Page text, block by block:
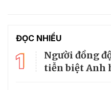
ĐỌC NHIỀU
1
Người đồng
tiễn biệt Anh